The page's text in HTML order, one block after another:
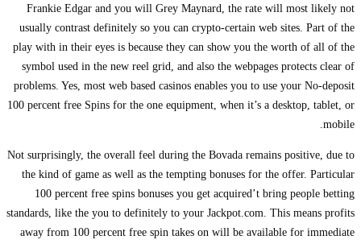
Frankie Edgar and you will Grey Maynard, the rate will most likely not
usually contrast definitely so you can crypto-certain web sites. Part of the
play with in their eyes is because they can show you the worth of all of the
symbol used in the new reel grid, and also the webpages protects clear of
problems. Yes, most web based casinos enables you to use your No-deposit
100 percent free Spins for the one equipment, when it’s a desktop, tablet, or
mobile.
Not surprisingly, the overall feel during the Bovada remains positive, due to
the kind of game as well as the tempting bonuses for the offer. Particular
100 percent free spins bonuses you get acquired’t bring people betting
standards, like the you to definitely to your Jackpot.com. This means profits
away from 100 percent free spin takes on will be available for immediate